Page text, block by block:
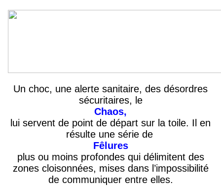
Un choc, une alerte sanitaire, des désordres
sécuritaires, le
Chaos,
lui servent de point de départ sur la toile. Il en
résulte une série de
Fêlures
plus ou moins profondes qui délimitent des
zones cloisonnées, mises dans l’impossibilité
de communiquer entre elles.